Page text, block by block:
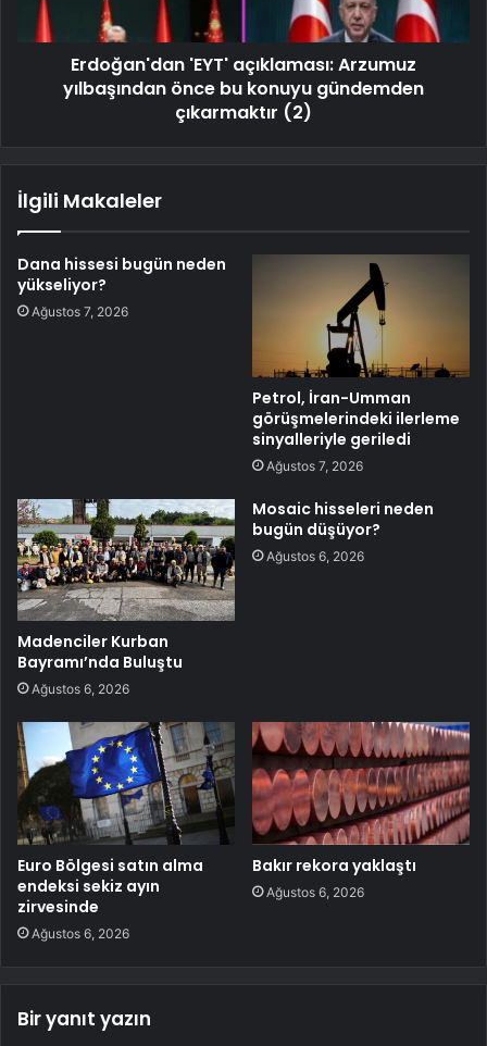
Erdoğan'dan 'EYT' açıklaması: Arzumuz
yılbaşından önce bu konuyu gündemden
çıkarmaktır (2)
İlgili Makaleler
Dana hissesi bugün neden
yükseliyor?
Ağustos 7, 2026
Petrol, İran-Umman
görüşmelerindeki ilerleme
sinyalleriyle geriledi
Ağustos 7, 2026
Madenciler Kurban
Bayramı’nda Buluştu
Ağustos 6, 2026
Mosaic hisseleri neden
bugün düşüyor?
Ağustos 6, 2026
Euro Bölgesi satın alma
endeksi sekiz ayın
zirvesinde
Ağustos 6, 2026
Bakır rekora yaklaştı
Ağustos 6, 2026
Bir yanıt yazın